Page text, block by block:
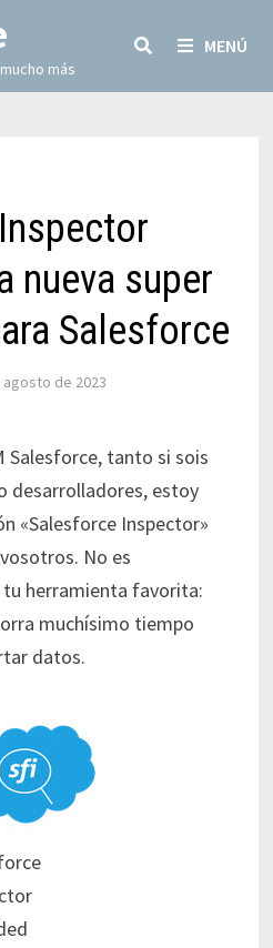
más
MENÚ
nueva super
Salesforce
agosto de 2023
Salesforce, tanto si sois
desarrolladores, estoy
«Salesforce Inspector»
No es
herramienta favorita:
muchísimo tiempo
datos.